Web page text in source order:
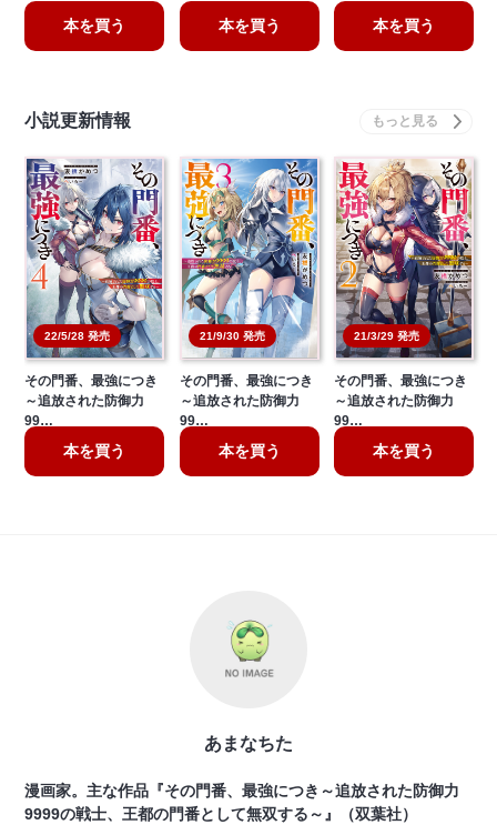
本を買う 本を買う 本を買う
小説更新情報
22/5/28 発売
その門番、最強につき
～追放された防御力
99…
本を買う
21/9/30 発売
その門番、最強につき
～追放された防御力
99…
本を買う
21/3/29 発売
その門番、最強につき
～追放された防御力
99…
本を買う
あまなちた
漫画家。主な作品『その門番、最強につき～追放された防御力
9999の戦士、王都の門番として無双する～』（双葉社）